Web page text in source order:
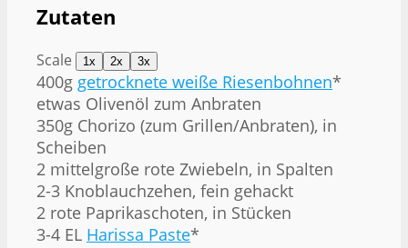
Zutaten
Scale 1x 2x 3x
400g getrocknete weiße Riesenbohnen*
etwas Olivenöl zum Anbraten
350g Chorizo (zum Grillen/Anbraten), in
Scheiben
2 mittelgroße rote Zwiebeln, in Spalten
2-3 Knoblauchzehen, fein gehackt
2 rote Paprikaschoten, in Stücken
3-4 EL Harissa Paste*